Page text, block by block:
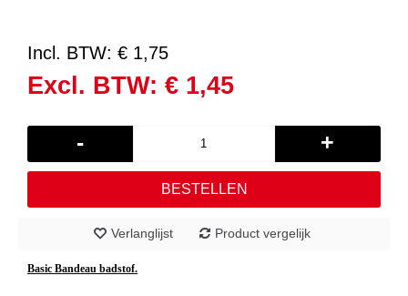
Incl. BTW: € 1,75
Excl. BTW: € 1,45
- +
BESTELLEN
Verlanglijst Product vergelijk
Basic Bandeau badstof.